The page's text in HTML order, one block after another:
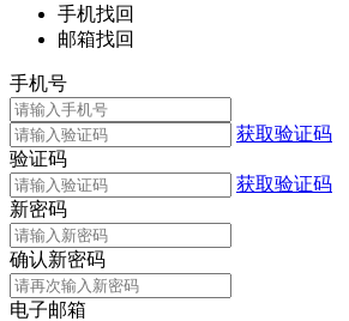
手机找回
邮箱找回
手机号
获取验证码
验证码
获取验证码
新密码
确认新密码
电子邮箱